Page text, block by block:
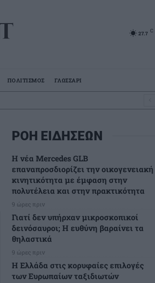
27.7 C
ΠΟΛΙΤΙΣΜΟΣ ΓΛΩΣΣΑΡΙ
ΡΟΗ ΕΙΔΗΣΕΩΝ
Η νέα Mercedes GLB
επαναπροσδιορίζει την οικογενειακή
κινητικότητα με έμφαση στην
πολυτέλεια και στην πρακτικότητα
9 ώρες πριν
Γιατί δεν υπήρχαν μικροσκοπικοί
δεινόσαυροι; Η ευθύνη βαραίνει τα
θηλαστικά
9 ώρες πριν
Η Ελλάδα στις κορυφαίες επιλογές
των Ευρωπαίων ταξιδιωτών